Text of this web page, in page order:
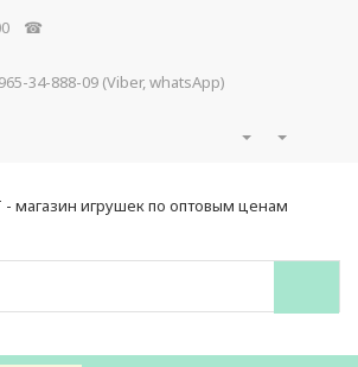
☎
34-888-09 (Viber, whatsApp)